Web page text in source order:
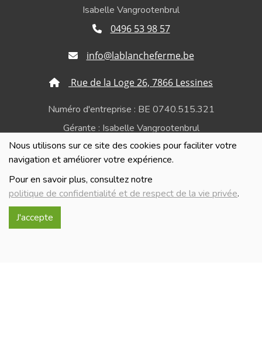
Nous utilisons sur ce site des cookies pour faciliter votre
navigation et améliorer votre expérience.
Pour en savoir plus, consultez notre
politique de confidentialité et de respect de la vie privée.
J'accepte
Isabelle Vangrootenbrul
0496 53 98 57
info@lablancheferme.be
Rue de la Loge 26, 7866 Lessines
Numéro d'entreprise : BE 0740.515.321
Gérante : Isabelle Vangrootenbrul
Politique de confidentialité et de respect de la vie
privée